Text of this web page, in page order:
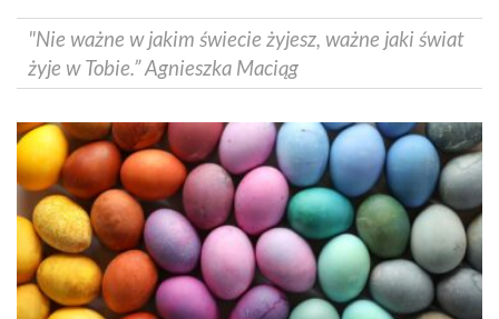
"Nie ważne w jakim świecie żyjesz, ważne jaki świat
żyje w Tobie.” Agnieszka Maciąg